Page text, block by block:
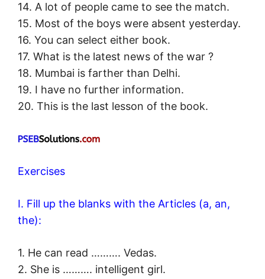
14. A lot of people came to see the match.
15. Most of the boys were absent yesterday.
16. You can select either book.
17. What is the latest news of the war ?
18. Mumbai is farther than Delhi.
19. I have no further information.
20. This is the last lesson of the book.
Exercises
I. Fill up the blanks with the Articles (a, an,
the):
1. He can read ………. Vedas.
2. She is ………. intelligent girl.